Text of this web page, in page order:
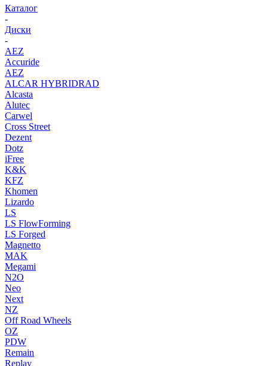
Каталог
-
Диски
-
AEZ
Accuride
AEZ
ALCAR HYBRIDRAD
Alcasta
Alutec
Carwel
Cross Street
Dezent
Dotz
iFree
K&K
KFZ
Khomen
Lizardo
LS
LS FlowForming
LS Forged
Magnetto
MAK
Megami
N2O
Neo
Next
NZ
Off Road Wheels
OZ
PDW
Remain
Replay